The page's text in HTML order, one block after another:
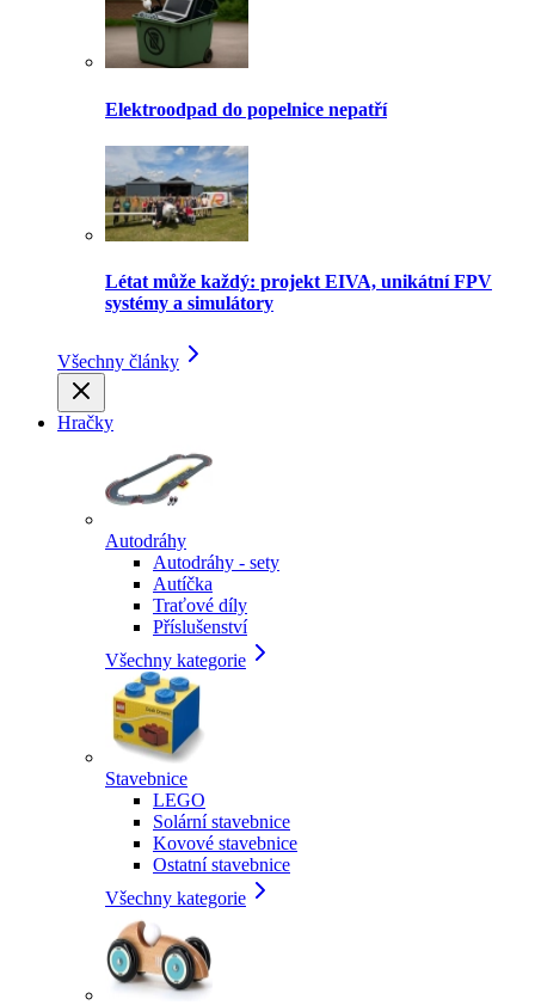
Elektroodpad do popelnice nepatří
Létat může každý: projekt EIVA, unikátní FPV
systémy a simulátory
Všechny články
Hračky
Autodráhy
Autodráhy - sety
Autíčka
Traťové díly
Příslušenství
Všechny kategorie
Stavebnice
LEGO
Solární stavebnice
Kovové stavebnice
Ostatní stavebnice
Všechny kategorie